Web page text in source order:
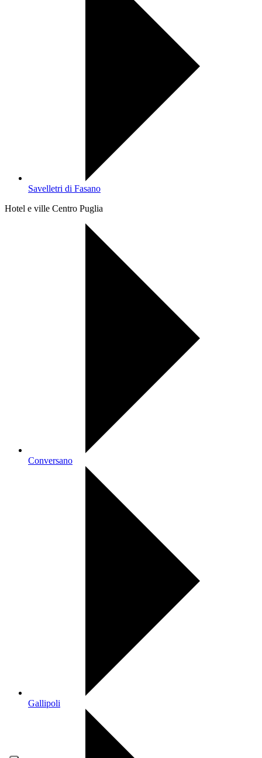
Savelletri di Fasano
Hotel e ville Centro Puglia
Conversano
Gallipoli